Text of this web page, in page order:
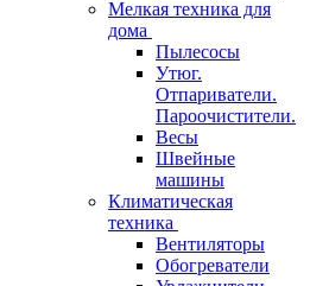
Мелкая техника для
дома
Пылесосы
Утюг.
Отпариватели.
Пароочистители.
Весы
Швейные
машины
Климатическая
техника
Вентиляторы
Обогреватели